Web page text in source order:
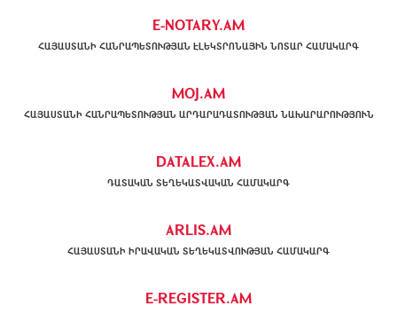
E-NOTARY.AM
ՀԱՅԱՍՏԱՆԻ ՀԱՆՐԱՊԵՏՈՒԹՅԱՆ ԷԼԵԿՏՐՈՆԱՅԻՆ ՆՈՏԱՐ ՀԱՄԱԿԱՐԳ
MOJ.AM
ՀԱՅԱՍՏԱՆԻ ՀԱՆՐԱՊԵՏՈՒԹՅԱՆ ԱՐԴԱՐԱԴԱՏՈՒԹՅԱՆ ՆԱԽԱՐԱՐՈՒԹՅՈՒՆ
DATALEX.AM
ԴԱՏԱԿԱՆ ՏԵՂԵԿԱՏՎԱԿԱՆ ՀԱՄԱԿԱՐԳ
ARLIS.AM
ՀԱՅԱՍՏԱՆԻ ԻՐԱՎԱԿԱՆ ՏԵՂԵԿԱՏՎՈՒԹՅԱՆ ՀԱՄԱԿԱՐԳ
E-REGISTER.AM